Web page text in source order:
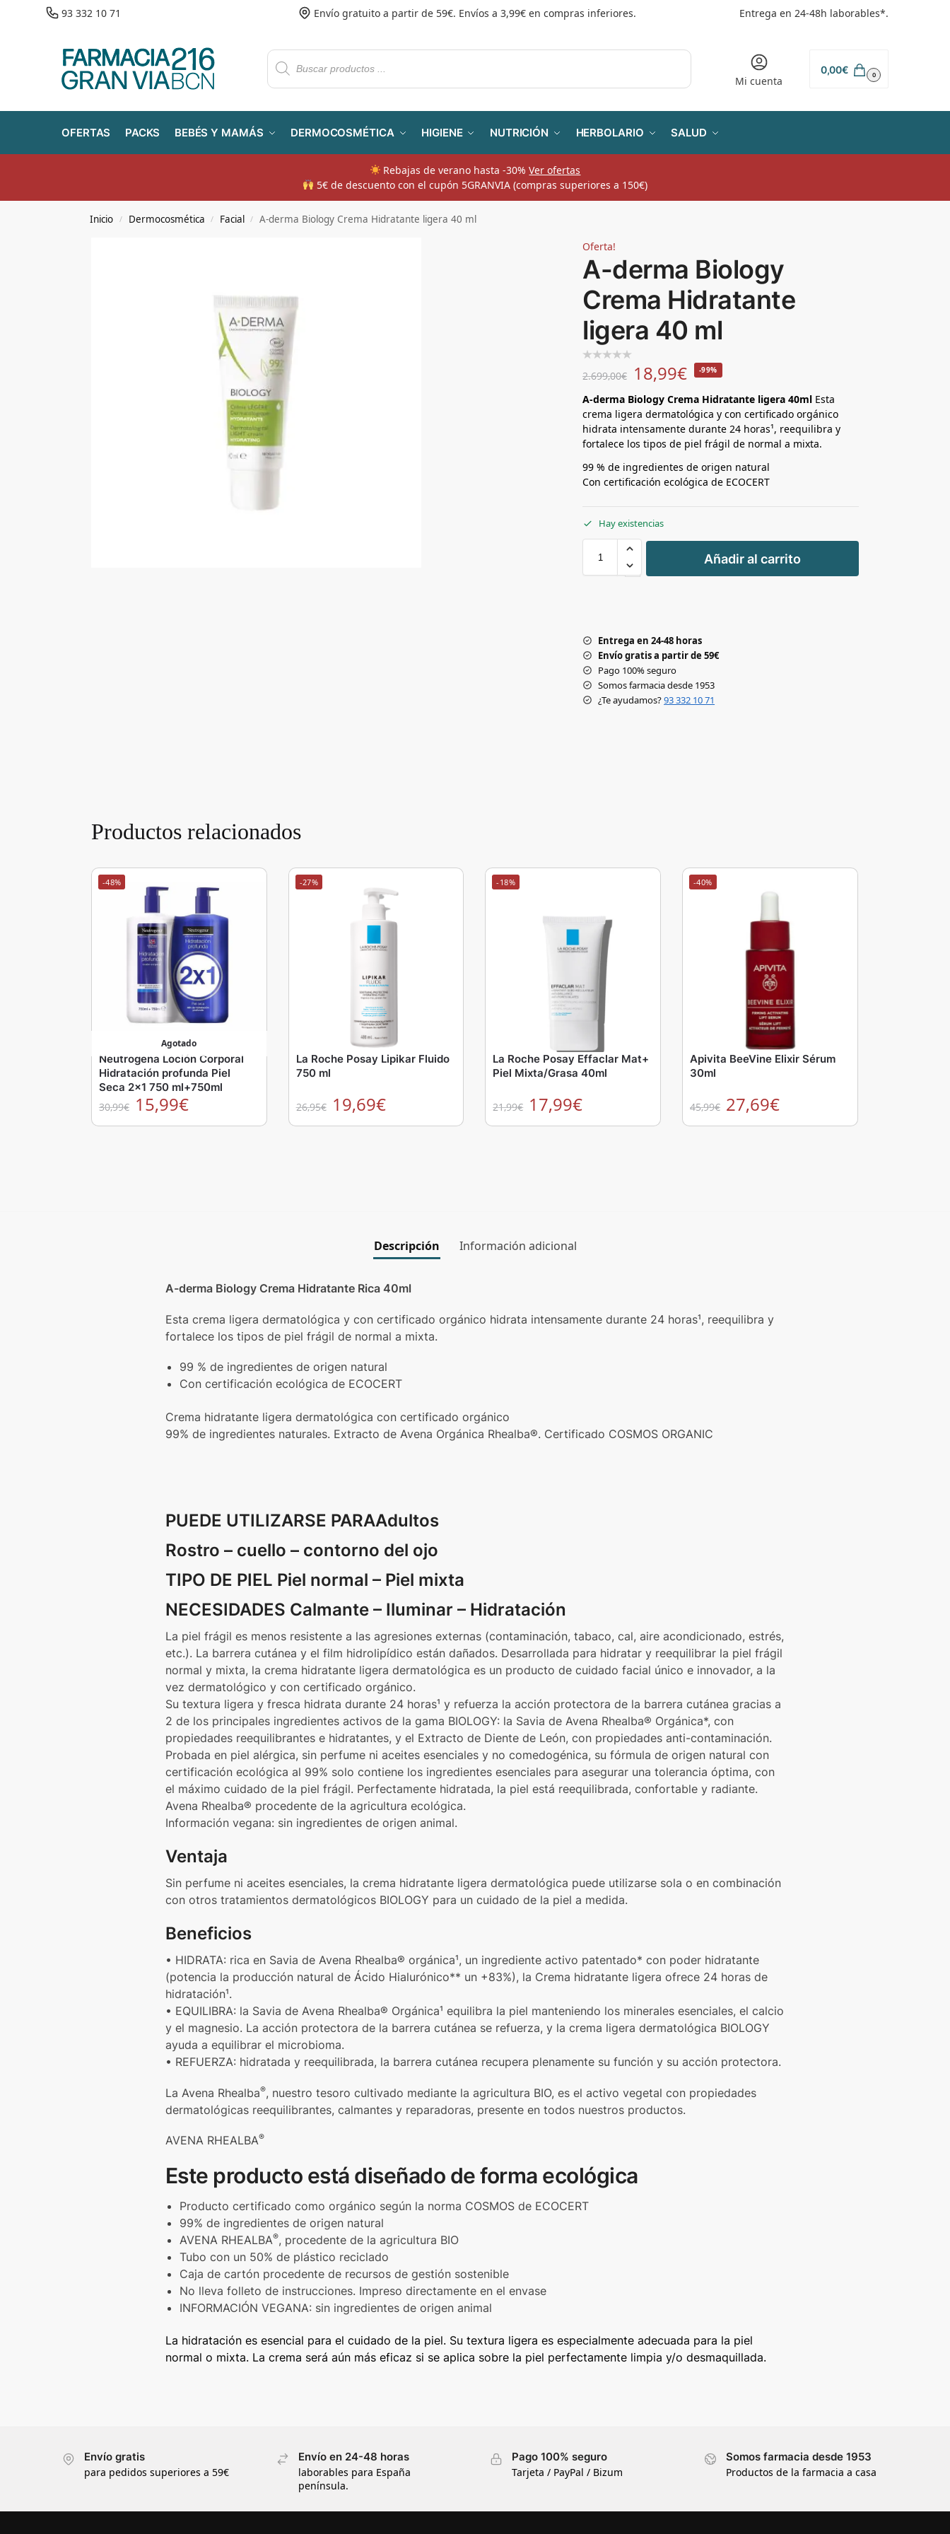
93 332 10 71 Envío gratuito a partir de 59€. Envíos a 3,99€ en compras inferiores. Entrega en 24-48h laborables*.
Mi cuenta
0,00€ 0
OFERTAS PACKS BEBÉS Y MAMÁS DERMOCOSMÉTICA HIGIENE NUTRICIÓN HERBOLARIO SALUD
Rebajas de verano hasta -30%Ver ofertas
​ 5€ de descuento con el cupón 5GRANVIA (compras superiores a 150€)
Inicio / Dermocosmética / Facial / A-derma Biology Crema Hidratante ligera 40 ml
Oferta!
A-derma Biology
Crema Hidratante
ligera 40 ml
2.699,00€ 18,99€ -99%
A-derma Biology Crema Hidratante ligera 40ml Esta
crema ligera dermatológica y con certificado orgánico
hidrata intensamente durante 24 horas¹, reequilibra y
fortalece los tipos de piel frágil de normal a mixta.
99 % de ingredientes de origen natural
Con certificación ecológica de ECOCERT
Hay existencias
+
-
Añadir al carrito
Entrega en 24-48 horas
Envío gratis a partir de 59€
Pago 100% seguro
Somos farmacia desde 1953
¿Te ayudamos?93 332 10 71
Productos relacionados
-48%
Agotado
Neutrogena Loción Corporal
Hidratación profunda Piel
Seca 2×1 750 ml+750ml
30,99€ 15,99€
-27%
La Roche Posay Lipikar Fluido
750 ml
26,95€ 19,69€
-18%
La Roche Posay Effaclar Mat+
Piel Mixta/Grasa 40ml
21,99€ 17,99€
-40%
Apivita BeeVine Elixir Sérum
30ml
45,99€ 27,69€
Descripción Información adicional
A-derma Biology Crema Hidratante Rica 40ml
Esta crema ligera dermatológica y con certificado orgánico hidrata intensamente durante 24 horas¹, reequilibra y
fortalece los tipos de piel frágil de normal a mixta.
99 % de ingredientes de origen natural
Con certificación ecológica de ECOCERT
Crema hidratante ligera dermatológica con certificado orgánico
99% de ingredientes naturales. Extracto de Avena Orgánica Rhealba®. Certificado COSMOS ORGANIC
PUEDE UTILIZARSE PARAAdultos
Rostro – cuello – contorno del ojo
TIPO DE PIEL Piel normal – Piel mixta
NECESIDADES Calmante – Iluminar – Hidratación
La piel frágil es menos resistente a las agresiones externas (contaminación, tabaco, cal, aire acondicionado, estrés,
etc.). La barrera cutánea y el film hidrolipídico están dañados. Desarrollada para hidratar y reequilibrar la piel frágil
normal y mixta, la crema hidratante ligera dermatológica es un producto de cuidado facial único e innovador, a la
vez dermatológico y con certificado orgánico.
Su textura ligera y fresca hidrata durante 24 horas¹ y refuerza la acción protectora de la barrera cutánea gracias a
2 de los principales ingredientes activos de la gama BIOLOGY: la Savia de Avena Rhealba® Orgánica*, con
propiedades reequilibrantes e hidratantes, y el Extracto de Diente de León, con propiedades anti-contaminación.
Probada en piel alérgica, sin perfume ni aceites esenciales y no comedogénica, su fórmula de origen natural con
certificación ecológica al 99% solo contiene los ingredientes esenciales para asegurar una tolerancia óptima, con
el máximo cuidado de la piel frágil. Perfectamente hidratada, la piel está reequilibrada, confortable y radiante.
Avena Rhealba® procedente de la agricultura ecológica.
Información vegana: sin ingredientes de origen animal.
Ventaja
Sin perfume ni aceites esenciales, la crema hidratante ligera dermatológica puede utilizarse sola o en combinación
con otros tratamientos dermatológicos BIOLOGY para un cuidado de la piel a medida.
Beneficios
• HIDRATA: rica en Savia de Avena Rhealba® orgánica¹, un ingrediente activo patentado* con poder hidratante
(potencia la producción natural de Ácido Hialurónico** un +83%), la Crema hidratante ligera ofrece 24 horas de
hidratación¹.
• EQUILIBRA: la Savia de Avena Rhealba® Orgánica¹ equilibra la piel manteniendo los minerales esenciales, el calcio
y el magnesio. La acción protectora de la barrera cutánea se refuerza, y la crema ligera dermatológica BIOLOGY
ayuda a equilibrar el microbioma.
• REFUERZA: hidratada y reequilibrada, la barrera cutánea recupera plenamente su función y su acción protectora.
La Avena Rhealba®, nuestro tesoro cultivado mediante la agricultura BIO, es el activo vegetal con propiedades
dermatológicas reequilibrantes, calmantes y reparadoras, presente en todos nuestros productos.
AVENA RHEALBA®
Este producto está diseñado de forma ecológica
Producto certificado como orgánico según la norma COSMOS de ECOCERT
99% de ingredientes de origen natural
AVENA RHEALBA®, procedente de la agricultura BIO
Tubo con un 50% de plástico reciclado
Caja de cartón procedente de recursos de gestión sostenible
No lleva folleto de instrucciones. Impreso directamente en el envase
INFORMACIÓN VEGANA: sin ingredientes de origen animal
La hidratación es esencial para el cuidado de la piel. Su textura ligera es especialmente adecuada para la piel
normal o mixta. La crema será aún más eficaz si se aplica sobre la piel perfectamente limpia y/o desmaquillada.
Envío gratis
para pedidos superiores a 59€
Envío en 24-48 horas
laborables para España
península.
Pago 100% seguro
Tarjeta / PayPal / Bizum
Somos farmacia desde 1953
Productos de la farmacia a casa